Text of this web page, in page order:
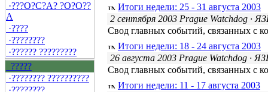
·???O?C?A? ?O?O??
A
·????
·????????
·?????? ?????????
?????
·???????? ??????????
Итоги недели: 25 - 31 августа 2003
2 сентября 2003 Prague Watchdog ·
Свод главных событий, связанных с
Итоги недели: 18 - 24 августа 2003
26 августа 2003 Prague Watchdog ·
Свод главных событий, связанных с
Итоги недели: 11 - 17 августа 2003